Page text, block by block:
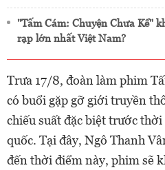
"Tấm Cám: Chuyện Chưa Kể"
rạp lớn nhất Việt Nam?
Trưa 17/8, đoàn làm phim
có buổi gặp gỡ giới truyền
chiếu suất đặc biệt trước
quốc. Tại đây, Ngô Thanh
đến thời điểm này, phim sẽ